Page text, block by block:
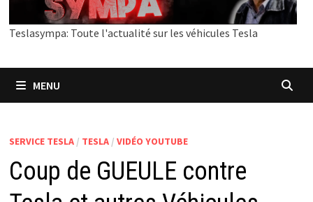
Teslasympa: Toute l'actualité sur les véhicules Tesla
MENU
SERVICE TESLA/ TESLA/ VIDÉO YOUTUBE
Coup de GUEULE contre